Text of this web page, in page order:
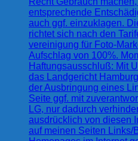
entsprechende
auch ggf. einzuklagen.
richtet sich nach den
vereinigung für Foto-
Aufschlag von 100%.
Haftungsausschluß: Mit
das Landgericht
der Ausbringung eines
Seite ggf. mit
LG, nur dadurch
ausdrücklich von diesen
auf meinen Seiten Links/